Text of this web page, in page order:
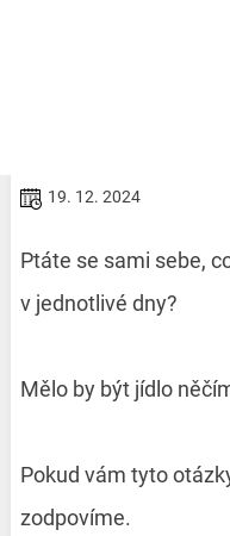
19. 12. 2024
Ptáte se sami sebe,
v jednotlivé dny?
Mělo by být jídlo
Pokud vám tyto
zodpovíme.